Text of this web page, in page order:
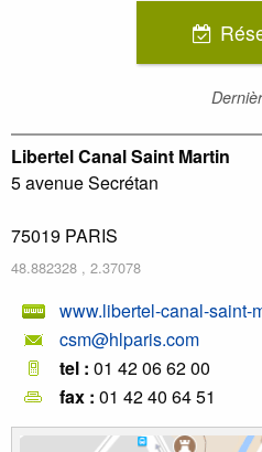
Libertel Canal Saint Martin
5 avenue Secrétan
75019 PARIS
48.882328 , 2.37078
www.libertel-canal-saint-
csm@hlparis.com
tel : 01 42 06 62 00
fax : 01 42 40 64 51